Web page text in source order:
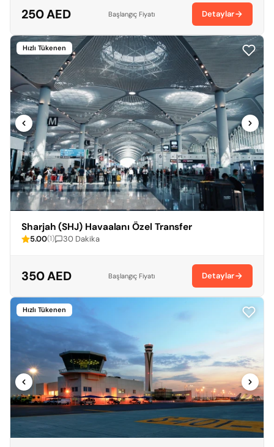
250 AED Başlangıç Fiyatı Detaylar
Hızlı Tükenen
Sharjah (SHJ) Havaalanı Özel Transfer
5.00(1) 30 Dakika
350 AED Başlangıç Fiyatı Detaylar
Hızlı Tükenen